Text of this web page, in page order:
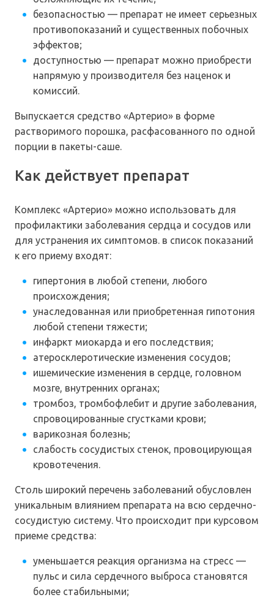
безопасностью — препарат не имеет серьезных
противопоказаний и существенных побочных
эффектов;
доступностью — препарат можно приобрести
напрямую у производителя без наценок и
комиссий.
Выпускается средство «Артерио» в форме
растворимого порошка, расфасованного по одной
порции в пакеты-саше.
Как действует препарат
Комплекс «Артерио» можно использовать для
профилактики заболевания сердца и сосудов или
для устранения их симптомов. в список показаний
к его приему входят:
гипертония в любой степени, любого
происхождения;
унаследованная или приобретенная гипотония
любой степени тяжести;
инфаркт миокарда и его последствия;
атеросклеротические изменения сосудов;
ишемические изменения в сердце, головном
мозге, внутренних органах;
тромбоз, тромбофлебит и другие заболевания,
спровоцированные сгустками крови;
варикозная болезнь;
слабость сосудистых стенок, провоцирующая
кровотечения.
Столь широкий перечень заболеваний обусловлен
уникальным влиянием препарата на всю сердечно-
сосудистую систему. Что происходит при курсовом
приеме средства:
уменьшается реакция организма на стресс —
пульс и сила сердечного выброса становятся
более стабильными;